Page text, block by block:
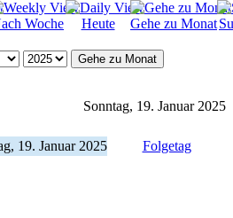
Woche Heute Gehe zu Monat
Gehe zu Monat
Sonntag, 19. Januar 2025
19. Januar 2025 Folgetag